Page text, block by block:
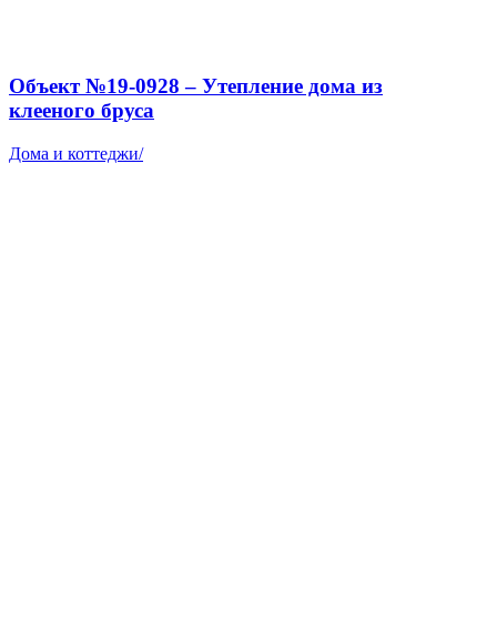
Объект №19-0928 – Утепление дома из
клееного бруса
Дома и коттеджи/